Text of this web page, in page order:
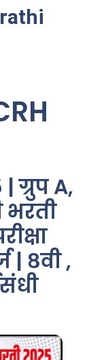
ग्रुप A,
भरती
| ८वी ,